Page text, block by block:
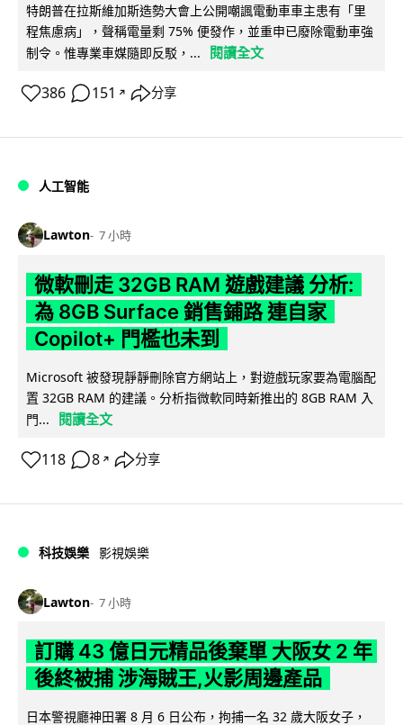
特朗普在拉斯維加斯造勢大會上公開嘲諷電動車車主患有「里
程焦慮病」，聲稱電量剩 75% 便發作，並重申已廢除電動車強
制令。惟專業車媒隨即反駁，...
閱讀全文
386 151 ↗ 分享
人工智能
Lawton 7 小時
微軟刪走 32GB RAM 遊戲建議 分析:
為 8GB Surface 銷售鋪路 連自家
Copilot+ 門檻也未到
Microsoft 被發現靜靜刪除官方網站上，對遊戲玩家要為電腦配
置 32GB RAM 的建議。分析指微軟同時新推出的 8GB RAM 入
門...
閱讀全文
118 8 ↗ 分享
科技娛樂 影視娛樂
Lawton 7 小時
訂購 43 億日元精品後棄單 大阪女 2 年
後終被捕 涉海賊王,火影周邊產品
日本警視廳神田署 8 月 6 日公布，拘捕一名 32 歲大阪女子，